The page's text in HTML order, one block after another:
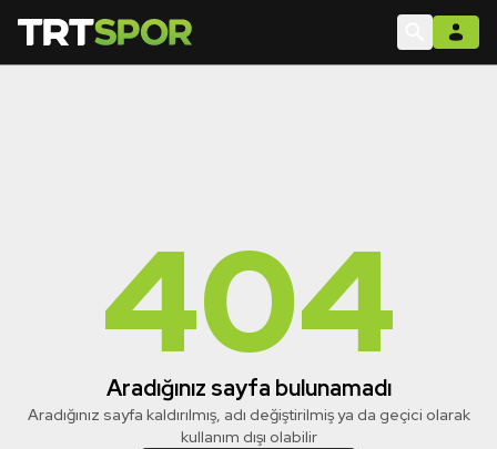
404
Aradığınız sayfa bulunamadı
Aradığınız sayfa kaldırılmış, adı değiştirilmiş ya da geçici olarak
kullanım dışı olabilir